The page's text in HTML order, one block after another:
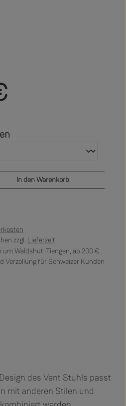
den gewünschten Wert
In den Warenkorb
zzgl. Lieferzeit
Waldshut-Tiengen, ab 200 €
für Schweizer Kunden
des Vent Stuhls passt
mit anderen Stilen und